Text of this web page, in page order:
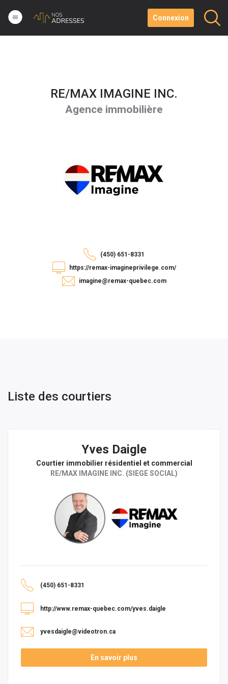
Connexion
RE/MAX IMAGINE INC.
Agence immobilière
(450) 651-8331
https://remax-imagineprivilege.com/
imagine@remax-quebec.com
Liste des courtiers
Yves Daigle
Courtier immobilier résidentiel et commercial
RE/MAX IMAGINE INC. (SIEGE SOCIAL)
(450) 651-8331
http://www.remax-quebec.com/yves.daigle
yvesdaigle@videotron.ca
En savoir plus